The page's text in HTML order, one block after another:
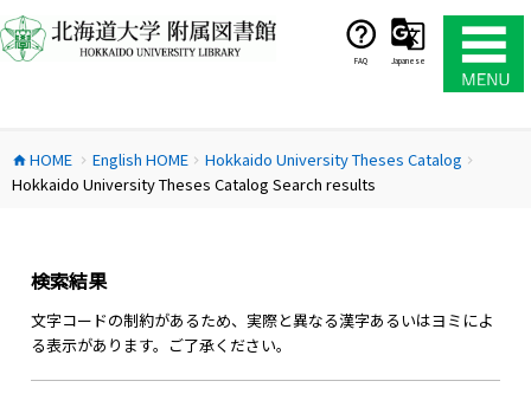
ン
テ
ス
キ
FAQ Japanese
home HOME chevron_right English HOMEchevron_right Hokkaido University Theses Catalog chevron_right
Hokkaido University Theses Catalog Search results
検索結果
文字コードの制約があるため、実際と異なる漢字あるいはヨミによ
る表示があります。ご了承ください。